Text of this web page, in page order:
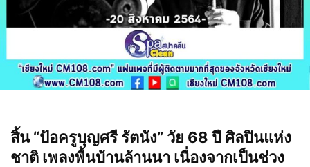
สิ้น “ป้อครูบุญศรี รัตนัง” วัย 68 ปี ศิลปินแห่ง
ชาติ เพลงพื้นบ้านล้านนา เนื่องจากเป็นช่วง